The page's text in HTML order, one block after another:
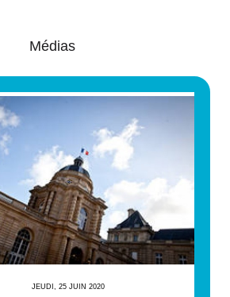
Médias
JEUDI, 25 JUIN 2020